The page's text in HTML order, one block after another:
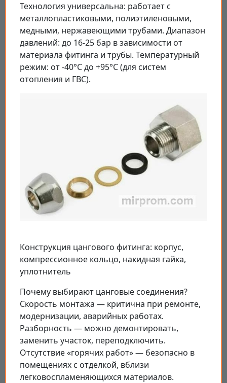
Технология универсальна: работает с
металлопластиковыми, полиэтиленовыми,
медными, нержавеющими трубами. Диапазон
давлений: до 16-25 бар в зависимости от
материала фитинга и трубы. Температурный
режим: от -40°С до +95°С (для систем
отопления и ГВС).
Конструкция цангового фитинга: корпус,
компрессионное кольцо, накидная гайка,
уплотнитель
Почему выбирают цанговые соединения?
Скорость монтажа — критична при ремонте,
модернизации, аварийных работах.
Разборность — можно демонтировать,
заменить участок, переподключить.
Отсутствие «горячих работ» — безопасно в
помещениях с отделкой, вблизи
легковоспламеняющихся материалов.